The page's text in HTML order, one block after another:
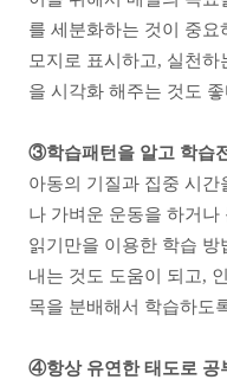
를 세분화하는 것이 중요
모지로 표시하고, 실천
을 시각화 해주는 것도 좋
③학습패턴을 알고 학습
아동의 기질과 집중 시간
나 가벼운 운동을 하거나
읽기만을 이용한 학습
내는 것도 도움이 되고,
목을 분배해서 학습하도
④항상 유연한 태도로 공